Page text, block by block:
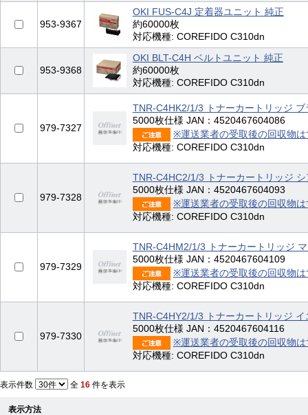
953-9367
OKI FUS-C4J 定着器ユニット 純正
約60000枚
対応機種: COREFIDO C310dn
953-9368
OKI BLT-C4H ベルトユニット 純正
約60000枚
対応機種: COREFIDO C310dn
979-7327
TNR-C4HK2/1/3 トナーカートリッジ
5000枚仕様 JAN：4520467604086
※運送業者の受取後の回収物
対応機種: COREFIDO C310dn
979-7328
TNR-C4HC2/1/3 トナーカートリッジ
5000枚仕様 JAN：4520467604093
※運送業者の受取後の回収物
対応機種: COREFIDO C310dn
979-7329
TNR-C4HM2/1/3 トナーカートリッジ
5000枚仕様 JAN：4520467604109
※運送業者の受取後の回収物
対応機種: COREFIDO C310dn
979-7330
TNR-C4HY2/1/3 トナーカートリッジ
5000枚仕様 JAN：4520467604116
※運送業者の受取後の回収物
対応機種: COREFIDO C310dn
表示件数 全 16 件を表示
表示方法